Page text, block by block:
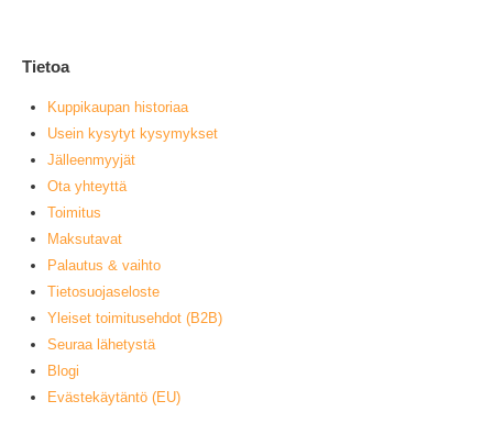
Tietoa
Kuppikaupan historiaa
Usein kysytyt kysymykset
Jälleenmyyjät
Ota yhteyttä
Toimitus
Maksutavat
Palautus & vaihto
Tietosuojaseloste
Yleiset toimitusehdot (B2B)
Seuraa lähetystä
Blogi
Evästekäytäntö (EU)